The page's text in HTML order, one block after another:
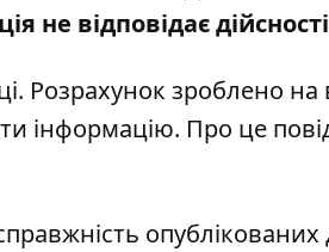
не відповідає
Розрахунок зроблено на
інформацію. Про це